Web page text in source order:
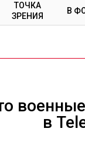
ТОЧКА
ЗРЕНИЯ
В
в